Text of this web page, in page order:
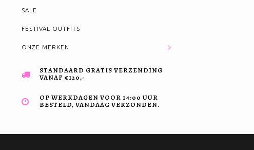
SALE
FESTIVAL OUTFITS
ONZE MERKEN
STANDAARD GRATIS VERZENDING
VANAF €120,-
OP WERKDAGEN VOOR 14:00 UUR
BESTELD, VANDAAG VERZONDEN.